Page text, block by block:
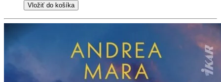
Vložiť do košíka